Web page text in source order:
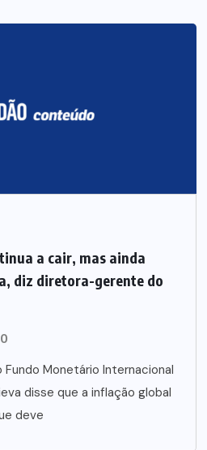
a cair, mas ainda
diz diretora-gerente do
Monetário Internacional
disse que a inflação global
deve